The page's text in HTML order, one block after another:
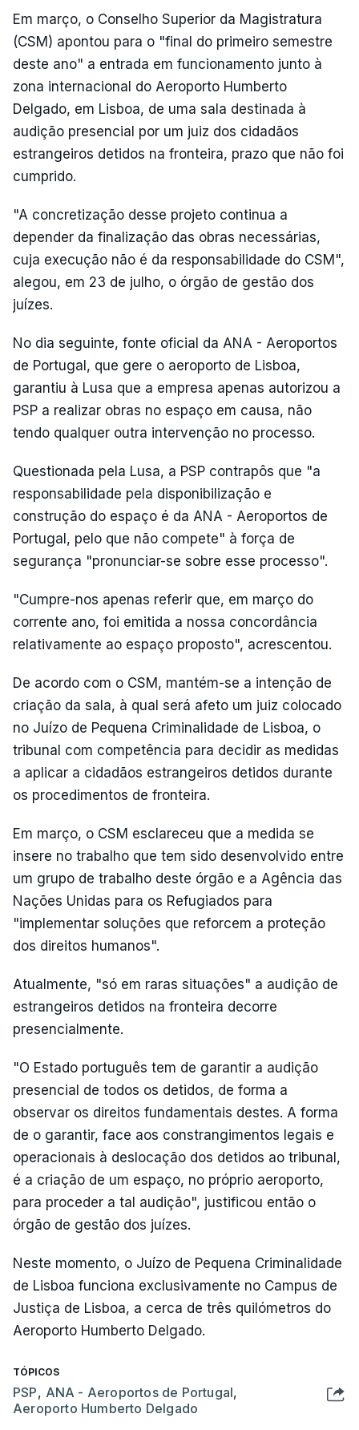
Em março, o Conselho Superior da Magistratura
(CSM) apontou para o "final do primeiro semestre
deste ano" a entrada em funcionamento junto à
zona internacional do Aeroporto Humberto
Delgado, em Lisboa, de uma sala destinada à
audição presencial por um juiz dos cidadãos
estrangeiros detidos na fronteira, prazo que não foi
cumprido.
"A concretização desse projeto continua a
depender da finalização das obras necessárias,
cuja execução não é da responsabilidade do CSM",
alegou, em 23 de julho, o órgão de gestão dos
juízes.
No dia seguinte, fonte oficial da ANA - Aeroportos
de Portugal, que gere o aeroporto de Lisboa,
garantiu à Lusa que a empresa apenas autorizou a
PSP a realizar obras no espaço em causa, não
tendo qualquer outra intervenção no processo.
Questionada pela Lusa, a PSP contrapôs que "a
responsabilidade pela disponibilização e
construção do espaço é da ANA - Aeroportos de
Portugal, pelo que não compete" à força de
segurança "pronunciar-se sobre esse processo".
"Cumpre-nos apenas referir que, em março do
corrente ano, foi emitida a nossa concordância
relativamente ao espaço proposto", acrescentou.
De acordo com o CSM, mantém-se a intenção de
criação da sala, à qual será afeto um juiz colocado
no Juízo de Pequena Criminalidade de Lisboa, o
tribunal com competência para decidir as medidas
a aplicar a cidadãos estrangeiros detidos durante
os procedimentos de fronteira.
Em março, o CSM esclareceu que a medida se
insere no trabalho que tem sido desenvolvido entre
um grupo de trabalho deste órgão e a Agência das
Nações Unidas para os Refugiados para
"implementar soluções que reforcem a proteção
dos direitos humanos".
Atualmente, "só em raras situações" a audição de
estrangeiros detidos na fronteira decorre
presencialmente.
"O Estado português tem de garantir a audição
presencial de todos os detidos, de forma a
observar os direitos fundamentais destes. A forma
de o garantir, face aos constrangimentos legais e
operacionais à deslocação dos detidos ao tribunal,
é a criação de um espaço, no próprio aeroporto,
para proceder a tal audição", justificou então o
órgão de gestão dos juízes.
Neste momento, o Juízo de Pequena Criminalidade
de Lisboa funciona exclusivamente no Campus de
Justiça de Lisboa, a cerca de três quilómetros do
Aeroporto Humberto Delgado.
TÓPICOS
PSP, ANA - Aeroportos de Portugal,
Aeroporto Humberto Delgado